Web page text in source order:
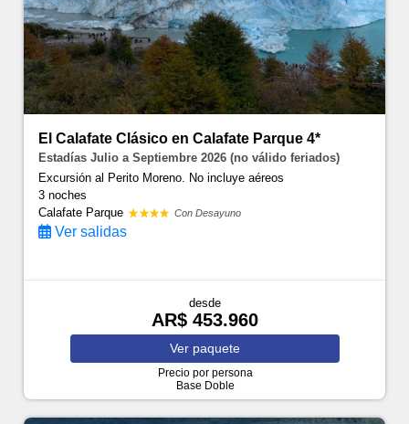
El Calafate Clásico en Calafate Parque 4*
Estadías Julio a Septiembre 2026 (no válido feriados)
Excursión al Perito Moreno. No incluye aéreos
3 noches
Calafate Parque
Con Desayuno
Ver salidas
desde
AR$ 453.960
Ver paquete
Precio por persona
Base Doble